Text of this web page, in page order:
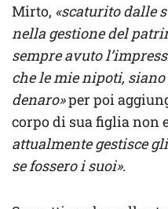
Mirto, «scaturito dalle
nella gestione del
sempre avuto
che le mie nipoti,
denaro»per poi
corpo di sua figlia non
attualmente gestisce
se fossero i suoi».